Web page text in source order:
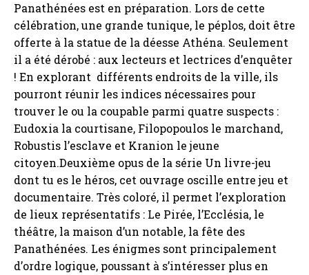
Panathénées est en préparation. Lors de cette
célébration, une grande tunique, le péplos, doit être
offerte à la statue de la déesse Athéna. Seulement
il a été dérobé : aux lecteurs et lectrices d’enquêter
! En explorant différents endroits de la ville, ils
pourront réunir les indices nécessaires pour
trouver le ou la coupable parmi quatre suspects :
Eudoxia la courtisane, Filopopoulos le marchand,
Robustis l’esclave et Kranion le jeune
citoyen.Deuxième opus de la série Un livre-jeu
dont tu es le héros, cet ouvrage oscille entre jeu et
documentaire. Très coloré, il permet l’exploration
de lieux représentatifs : Le Pirée, l’Ecclésia, le
théâtre, la maison d’un notable, la fête des
Panathénées. Les énigmes sont principalement
d’ordre logique, poussant à s’intéresser plus en